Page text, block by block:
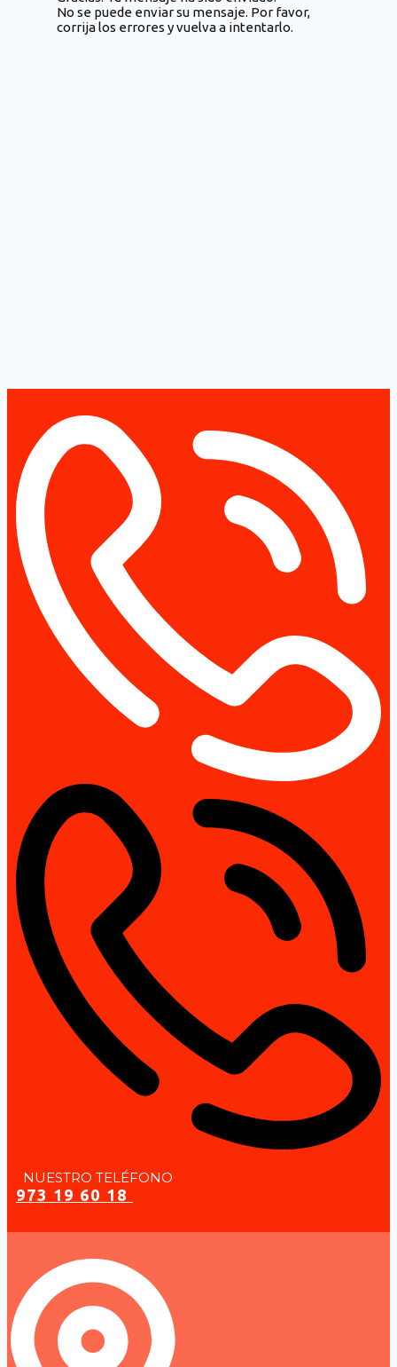
No se puede enviar su mensaje. Por favor,
corrija los errores y vuelva a intentarlo.
NUESTRO TELÉFONO
973 19 60 18